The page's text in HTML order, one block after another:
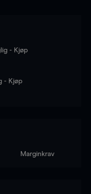
- Kjøp
- Kjøp
Marginkrav